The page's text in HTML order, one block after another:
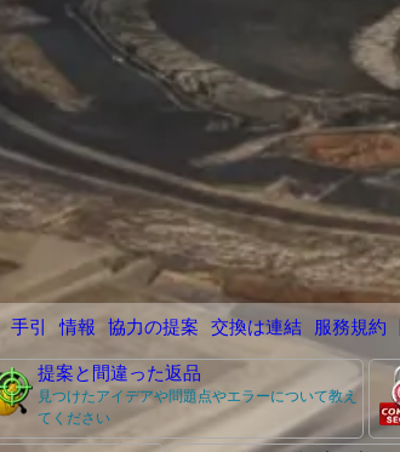
手引 情報 協力の提案 交換は連結 服務規約
提案と間違った返品
見つけたアイデアや問題点やエラーについて教え
てください